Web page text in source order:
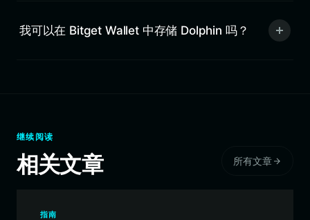
我可以在 Bitget Wallet 中存储 Dolphin 吗？
继续阅读
相关文章 所有文章
指南